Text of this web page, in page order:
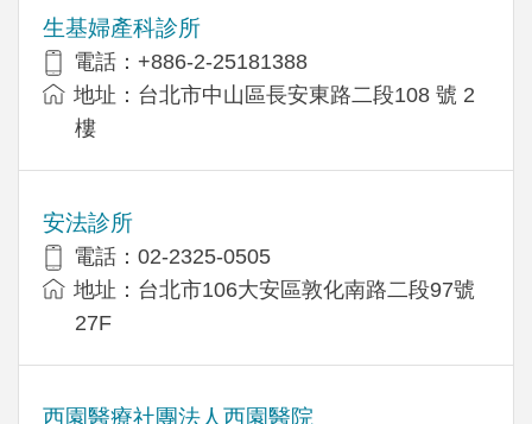
生基婦產科診所
電話：+886-2-25181388
地址：台北市中山區長安東路二段108 號 2
樓
安法診所
電話：02-2325-0505
地址：台北市106大安區敦化南路二段97號
27F
西園醫療社團法人西園醫院